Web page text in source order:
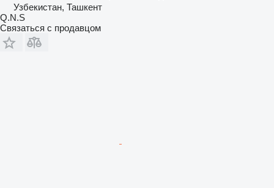
Узбекистан, Ташкент
Q.N.S
Связаться с продавцом